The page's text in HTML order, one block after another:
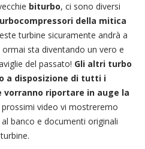
biturbo, ci sono diversi
della mitica
turbine sicuramente andrà a
sta diventando un vero e
del passato! Gli altri turbo
a disposizione di tutti i
vorranno riportare in auge la
prossimi video vi mostreremo
banco e documenti originali